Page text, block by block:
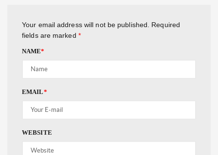
Your email address will not be published.
Required
fields are marked *
NAME*
EMAIL*
WEBSITE